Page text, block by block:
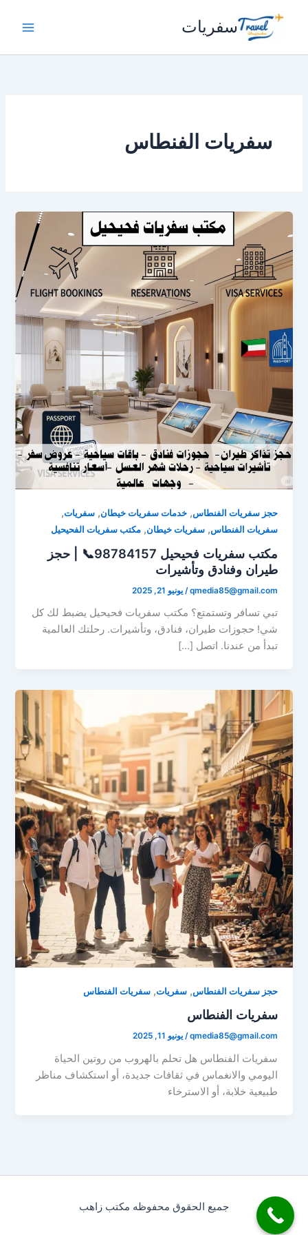
سفريات
سفريات الفنطاس
حجز سفريات الفنطاس,خدمات سفريات خيطان,سفريات,
سفريات الفنطاس,سفريات خيطان,مكتب سفريات الفحيحيل
مكتب سفريات فحيحيل 98784157📞 | حجز
طيران وفنادق وتأشيرات
qmedia85@gmail.com
/يونيو 21, 2025
تبي تسافر وتستمتع؟ مكتب سفريات فحيحيل يضبط لك كل
شي! حجوزات طيران، فنادق، وتأشيرات. رحلتك العالمية
تبدأ من عندنا. اتصل […]
حجز سفريات الفنطاس,سفريات,سفريات الفنطاس
سفريات الفنطاس
qmedia85@gmail.com
/يونيو 11, 2025
سفريات الفنطاس هل تحلم بالهروب من روتين الحياة
اليومي والانغماس في ثقافات جديدة، أو استكشاف مناظر
طبيعية خلابة، أو الاسترخاء
جميع الحقوق محفوظه مكتب زاهب